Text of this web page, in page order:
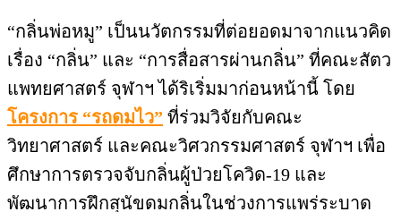
“กลิ่นพ่อหมู” เป็นนวัตกรรมที่ต่อยอดมาจากแนวคิด
เรื่อง “กลิ่น” และ “การสื่อสารผ่านกลิ่น” ที่คณะสัตว
แพทยศาสตร์ จุฬาฯ ได้ริเริ่มมาก่อนหน้านี้ โดย
โครงการ “รถดมไว” ที่ร่วมวิจัยกับคณะ
วิทยาศาสตร์ และคณะวิศวกรรมศาสตร์ จุฬาฯ เพื่อ
ศึกษาการตรวจจับกลิ่นผู้ป่วยโควิด-19 และ
พัฒนาการฝึกสุนัขดมกลิ่นในช่วงการแพร่ระบาด